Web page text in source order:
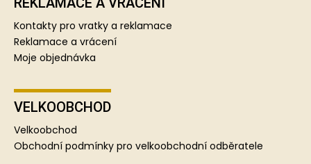
Kontakty pro vratky a reklamace
Reklamace a vrácení
Moje objednávka
VELKOOBCHOD
Velkoobchod
Obchodní podmínky pro velkoobchodní odběratele